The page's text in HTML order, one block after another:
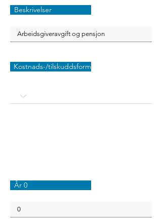
Beskrivelser
Kostnads-/tilskuddsform
År 0